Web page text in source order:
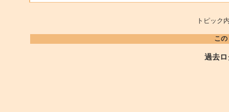
トピッ
こ
過去